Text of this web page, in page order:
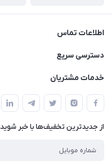
اطلاعات تماس
09165044753
دسترسی سریع
حساب کاربری
لیست محصولات
درباره ما
خدمات مشتریان
قوانین و مقررات
حریم خصوصی
راهنما
از جدید‌ترین تخفیف‌ها با‌ خبر شوید